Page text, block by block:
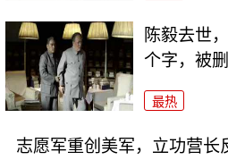
陈毅去世
个字，被
最热
志愿军重创美军，立功营长